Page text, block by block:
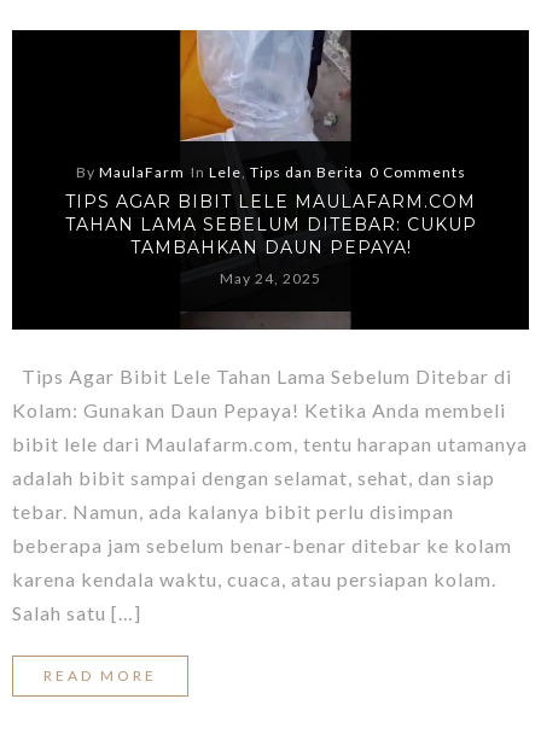
By MaulaFarm In Lele Tips dan Berita 0 Comments
TIPS AGAR BIBIT LELE MAULAFARM.COM
TAHAN LAMA SEBELUM DITEBAR: CUKUP
TAMBAHKAN DAUN PEPAYA!
May 24, 2025
Tips Agar Bibit Lele Tahan Lama Sebelum Ditebar di
Kolam: Gunakan Daun Pepaya! Ketika Anda membeli
bibit lele dari Maulafarm.com, tentu harapan utamanya
adalah bibit sampai dengan selamat, sehat, dan siap
tebar. Namun, ada kalanya bibit perlu disimpan
beberapa jam sebelum benar-benar ditebar ke kolam
karena kendala waktu, cuaca, atau persiapan kolam.
Salah satu […]
READ MORE